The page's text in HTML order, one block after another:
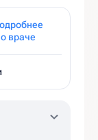
о враче